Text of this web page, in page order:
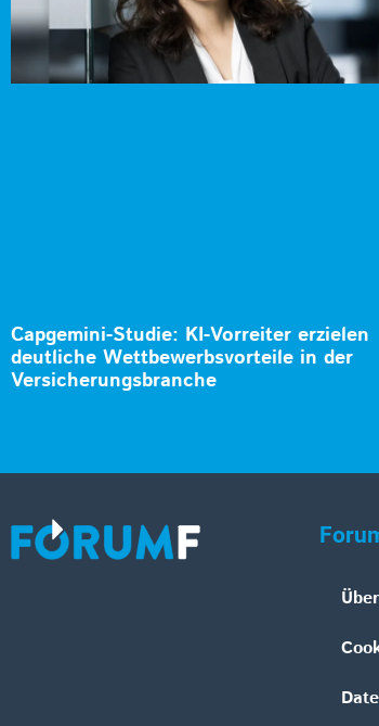
Capgemini-Studie: KI-Vorreiter erzielen
deutliche Wettbewerbsvorteile in der
Versicherungsbranche